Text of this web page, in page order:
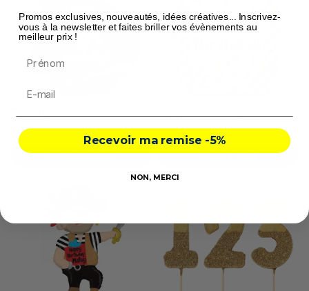
birthday
7,90 €
COMMANDEZ
et blanc thème pirate
3,00 €
VOIR PLUS
Promos exclusives, nouveautés, idées créatives... Inscrivez-
vous à la newsletter et faites briller vos évènements au
meilleur prix !
Recevoir ma remise -5%
NON, MERCI